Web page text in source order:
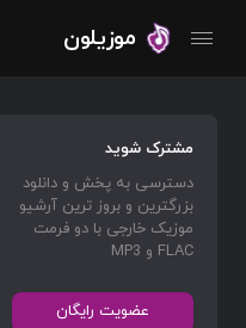
موزیلون
مشترک شوید
دسترسی به پخش و دانلود
بزرگترین و بروز ترین آرشیو
موزیک خارجی با دو فرمت
FLAC و MP3
عضویت رایگان